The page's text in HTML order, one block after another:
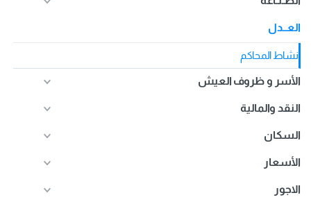
العــدل
نشاط المحاكم
الأسر و ظروف العيش
النقد والمالية
السكان
الأسعار
الاجور